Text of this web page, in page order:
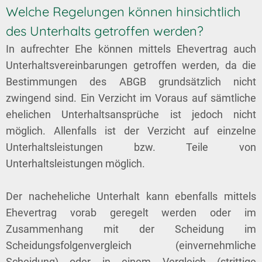
Welche Regelungen können hinsichtlich
des Unterhalts getroffen werden?
In aufrechter Ehe können mittels Ehevertrag auch
Unterhaltsvereinbarungen getroffen werden, da die
Bestimmungen des ABGB grundsätzlich nicht
zwingend sind. Ein Verzicht im Voraus auf sämtliche
ehelichen Unterhaltsansprüche ist jedoch nicht
möglich. Allenfalls ist der Verzicht auf einzelne
Unterhaltsleistungen bzw. Teile von
Unterhaltsleistungen möglich.
Der nacheheliche Unterhalt kann ebenfalls mittels
Ehevertrag vorab geregelt werden oder im
Zusammenhang mit der Scheidung im
Scheidungsfolgenvergleich (einvernehmliche